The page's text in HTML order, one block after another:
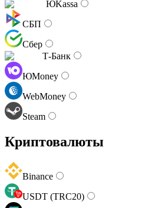
ЮKassa
СБП
Сбер
Т-Банк
ЮMoney
WebMoney
Steam
Криптовалюты
Binance
USDT (TRC20)